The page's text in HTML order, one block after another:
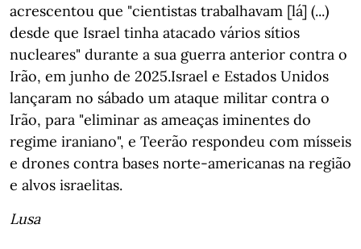
acrescentou que "cientistas trabalhavam [lá] (...)
desde que Israel tinha atacado vários sítios
nucleares" durante a sua guerra anterior contra o
Irão, em junho de 2025.Israel e Estados Unidos
lançaram no sábado um ataque militar contra o
Irão, para "eliminar as ameaças iminentes do
regime iraniano", e Teerão respondeu com mísseis
e drones contra bases norte-americanas na região
e alvos israelitas.
Lusa